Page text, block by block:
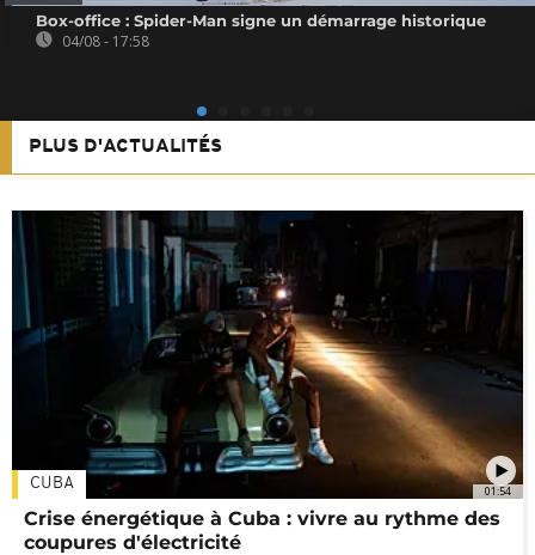
Box-office : Spider-Man signe un démarrage historique
04/08 - 17:58
PLUS D'ACTUALITÉS
01:54
CUBA
Crise énergétique à Cuba : vivre au rythme des
coupures d'électricité